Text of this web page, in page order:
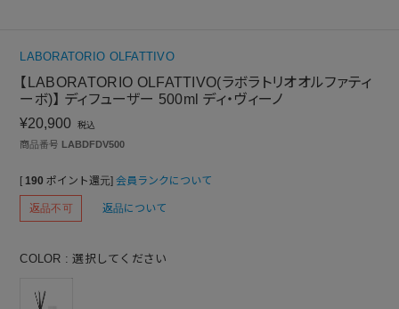
LABORATORIO OLFATTIVO
【LABORATORIO OLFATTIVO(ラボラトリオオルファティ
ーボ)】 ディフューザー 500ml ディ・ヴィーノ
¥20,900 税込
商品番号 LABDFDV500
[ 190 ポイント還元] 会員ランクについて
返品不可 返品について
COLOR 選択してください